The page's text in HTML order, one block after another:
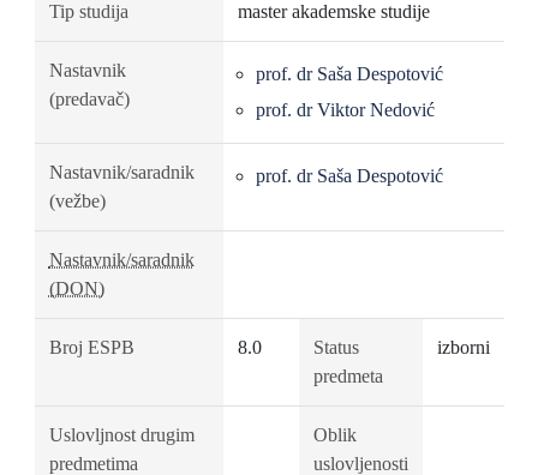
Tip studija master akademske studije
Nastavnik
(predavač)
prof. dr Saša Despotović
prof. dr Viktor Nedović
Nastavnik/saradnik
(vežbe)
prof. dr Saša Despotović
Nastavnik/saradnik
(DON)
Broj ESPB 8.0
Status
predmeta
izborni
Uslovljnost drugim
predmetima
Oblik
uslovljenosti